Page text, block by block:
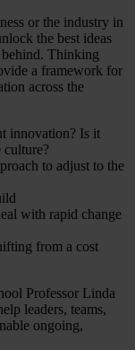
or the industry in
the best ideas
Thinking
a framework for
across the
innovation? Is it
culture?
to adjust to the
with rapid change
from a cost
Professor Linda
leaders, teams,
ongoing,